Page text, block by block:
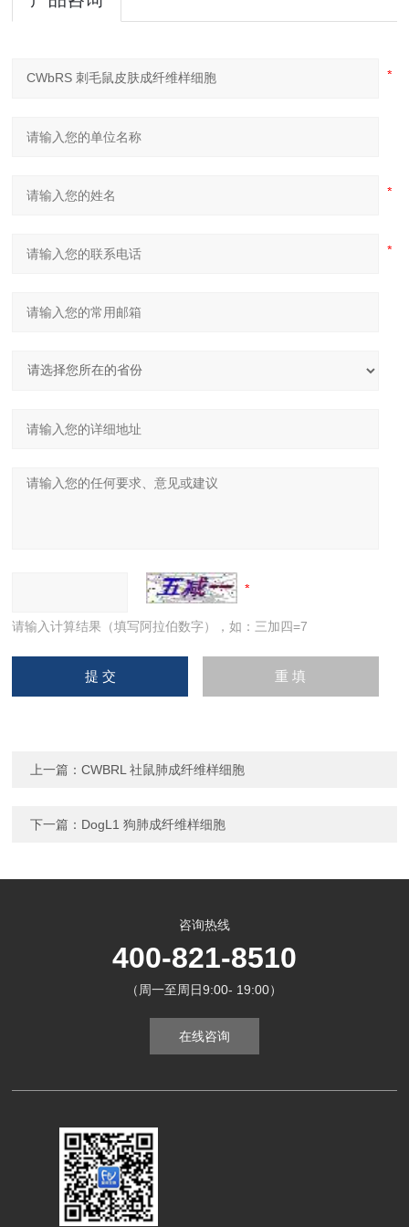
请输入计算结果（填写阿拉伯数字），如：三加四=7
上一篇：CWBRL 社鼠肺成纤维样细胞
下一篇： DogL1 狗肺成纤维样细胞
咨询热线
400-821-8510
（周一至周日9:00- 19:00）
在线咨询